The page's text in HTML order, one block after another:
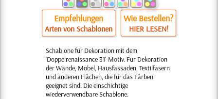
Empfehlungen
Arten von Schablonen
Wie Bestellen?
HIER LESEN!
Schablone für Dekoration mit dem
'Doppelrenaissance 31'-Motiv. Für Dekoration
der Wände, Möbel, Hausfassaden, Textilfasern
und anderen Flächen, die für das Färben
geeignet sind. Die einschichtige
wiederverwendbare Schablone.